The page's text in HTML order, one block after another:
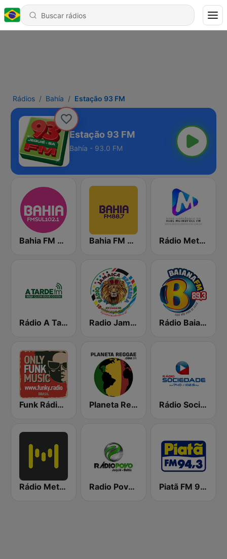
Rádios Bahía Estação 93 FM
Estação 93 FM
Bahía - 93.0 FM
Bahia FM Sul 102.1 Bahia FM 88.7 Rádio Metrópole 101.3 FM
Rádio A Tarde FM Radio Jamaica Brasileira Rádio Baiana FM
Funk Rádio (Brasil) Planeta Reggae Rádio Sociedade
Rádio Metrópole - Metro 1 Radio Povo de Jequie Piatã FM 94.3